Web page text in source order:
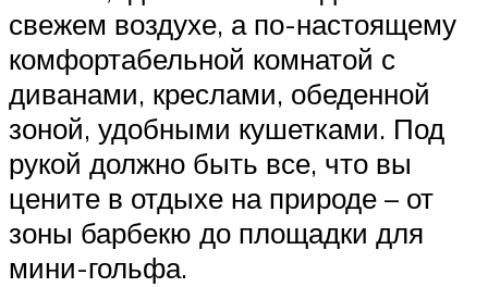
свежем воздухе, а по-настоящему
комфортабельной комнатой с
диванами, креслами, обеденной
зоной, удобными кушетками. Под
рукой должно быть все, что вы
цените в отдыхе на природе – от
зоны барбекю до площадки для
мини-гольфа.